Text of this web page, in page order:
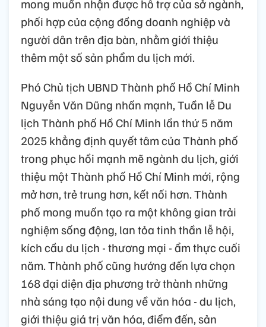
mong muốn nhận được hỗ trợ của sở ngành,
phối hợp của cộng đồng doanh nghiệp và
người dân trên địa bàn, nhằm giới thiệu
thêm một số sản phẩm du lịch mới.
Phó Chủ tịch UBND Thành phố Hồ Chí Minh
Nguyễn Văn Dũng nhấn mạnh, Tuần lễ Du
lịch Thành phố Hồ Chí Minh lần thứ 5 năm
2025 khẳng định quyết tâm của Thành phố
trong phục hồi mạnh mẽ ngành du lịch, giới
thiệu một Thành phố Hồ Chí Minh mới, rộng
mở hơn, trẻ trung hơn, kết nối hơn. Thành
phố mong muốn tạo ra một không gian trải
nghiệm sống động, lan tỏa tinh thần lễ hội,
kích cầu du lịch - thương mại - ẩm thực cuối
năm. Thành phố cũng hướng đến lựa chọn
168 đại diện địa phương trở thành những
nhà sáng tạo nội dung về văn hóa - du lịch,
giới thiệu giá trị văn hóa, điểm đến, sản